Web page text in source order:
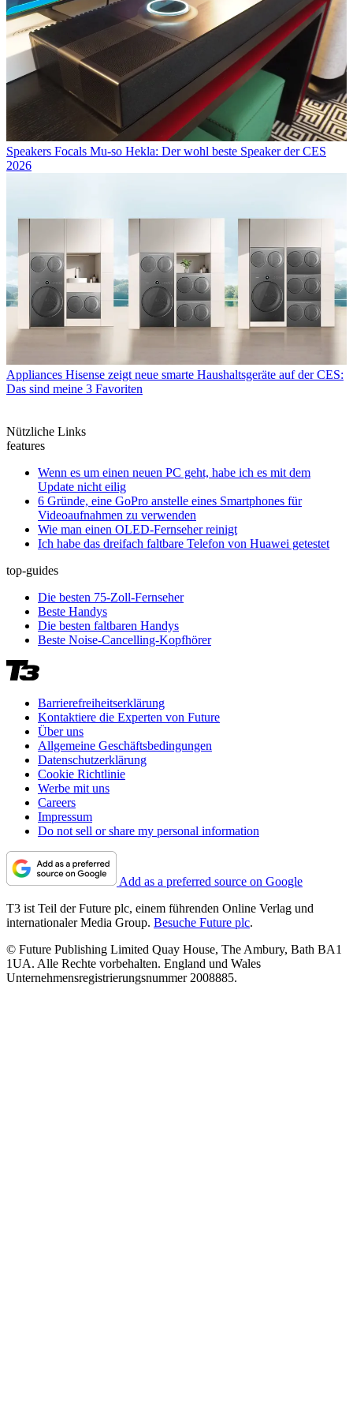
Speakers Focals Mu-so Hekla: Der wohl beste Speaker der CES
2026
Appliances Hisense zeigt neue smarte Haushaltsgeräte auf der CES:
Das sind meine 3 Favoriten
Nützliche Links
features
Wenn es um einen neuen PC geht, habe ich es mit dem
Update nicht eilig
6 Gründe, eine GoPro anstelle eines Smartphones für
Videoaufnahmen zu verwenden
Wie man einen OLED-Fernseher reinigt
Ich habe das dreifach faltbare Telefon von Huawei getestet
top-guides
Die besten 75-Zoll-Fernseher
Beste Handys
Die besten faltbaren Handys
Beste Noise-Cancelling-Kopfhörer
Barrierefreiheitserklärung
Kontaktiere die Experten von Future
Über uns
Allgemeine Geschäftsbedingungen
Datenschutzerklärung
Cookie Richtlinie
Werbe mit uns
Careers
Impressum
Do not sell or share my personal information
Add as a preferred source on Google
T3 ist Teil der Future plc, einem führenden Online Verlag und
internationaler Media Group. Besuche Future plc.
© Future Publishing Limited Quay House, The Ambury, Bath BA1
1UA. Alle Rechte vorbehalten. England und Wales
Unternehmensregistrierungsnummer 2008885.